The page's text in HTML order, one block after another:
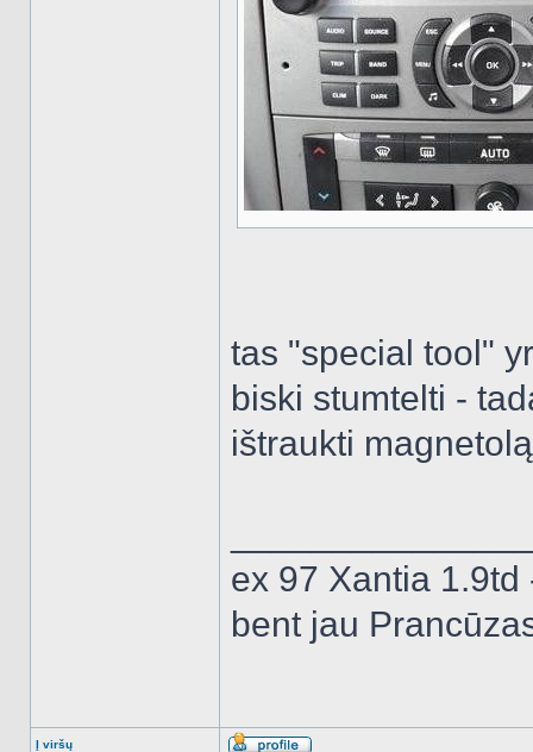
tas "special tool"
biski stumtelti -
ištraukti magnetolą
ex 97 Xantia
bent jau
Į viršų